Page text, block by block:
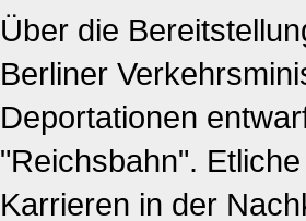
Über die
Berliner
Deportationen
"Reichsbahn".
Karrieren in der